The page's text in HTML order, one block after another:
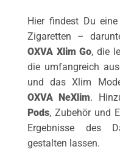
Hier findest Du
Zigaretten –
OXVA Xlim Go, die
die umfangreich
und das Xlim
OXVA NeXlim.
Pods, Zubehör und
Ergebnisse des
gestalten lassen.